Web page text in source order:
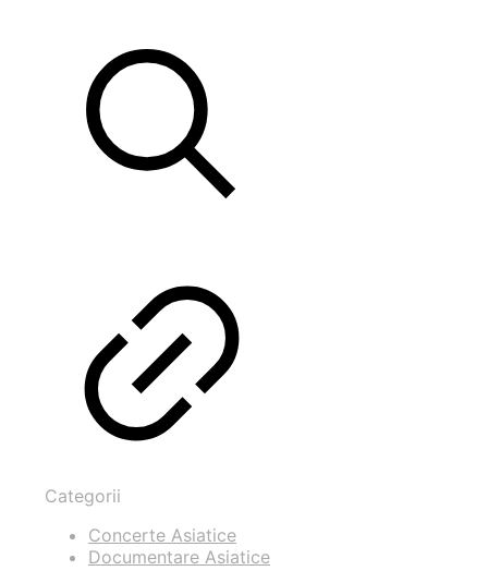
Categorii
Concerte Asiatice
Documentare Asiatice